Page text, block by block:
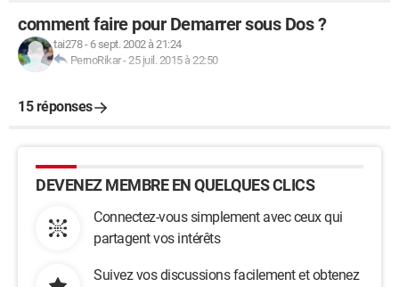
comment faire pour Demarrer sous Dos ?
tai278- 6 sept. 2002 à 21:24
PernoRikar-25 juil. 2015 à 22:50
15 réponses
DEVENEZ MEMBRE EN QUELQUES CLICS
Connectez-vous simplement avec ceux qui
partagent vos intérêts
Suivez vos discussions facilement et obtenez